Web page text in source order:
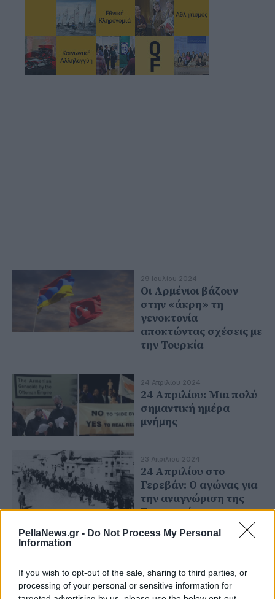
PellaNews.gr - Do Not Process My Personal
Information
If you wish to opt-out of the sale, sharing to third parties, or
processing of your personal or sensitive information for
29 Ιουλίου 2024
Οι Αρμένιοι βάζουν
στην «άκρη» τη
γενοκτονία
αποκτώντας σχέσεις με
την Τουρκία
24 Απριλίου 2024
24 Απριλίου: Μια πολύ
σημαντική ημέρα
μνήμης
23 Απριλίου 2024
24 Απριλίου στο
Γερεβάν: Ο αγώνας για
την αναγνώριση της
Γενοκτονίας των
Αρμενίων συνεχίζεται